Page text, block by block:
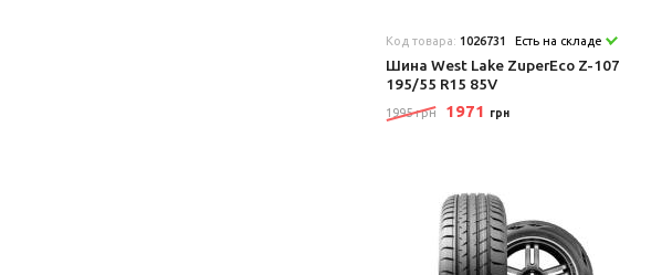
Код товара: 1026731 Есть на складе
Шина West Lake ZuperEco Z-107
195/55 R15 85V
1995 грн 1971 грн